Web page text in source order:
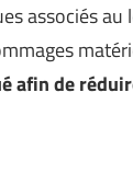
associés au
afin de